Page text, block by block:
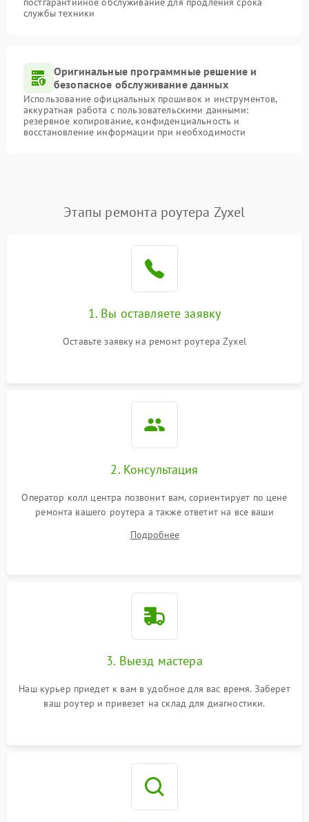
службы техники
Оригинальные программные решение и
безопасное обслуживание данных
Использование официальных прошивок и инструментов,
аккуратная работа с пользовательскими данными:
резервное копирование, конфиденциальность и
восстановление информации при необходимости
Этапы ремонта роутера Zyxel
1. Вы оставляете заявку
Оставьте заявку на ремонт роутера Zyxel
2. Консультация
Оператор колл центра позвонит вам, сориентирует по цене
ремонта вашего роутера а также ответит на все ваши
Подробнее
3. Выезд мастера
Наш курьер приедет к вам в удобное для вас время. Заберет
ваш роутер и привезет на склад для диагностики.